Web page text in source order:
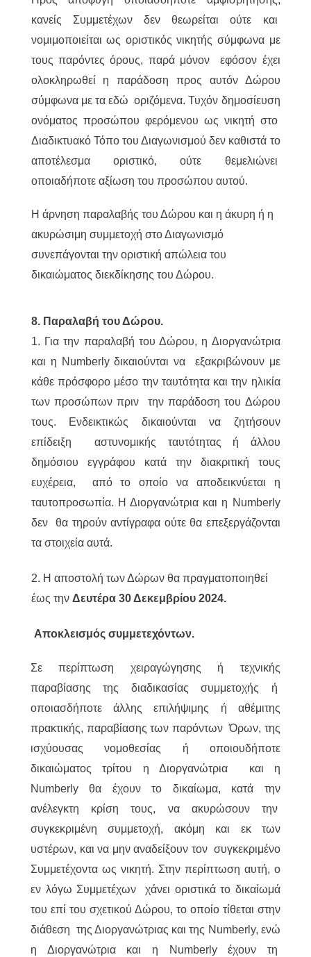
κανείς Συμμετέχων δεν θεωρείται ούτε και
νομιμοποιείται ως οριστικός νικητής σύμφωνα με
τους παρόντες όρους, παρά μόνον εφόσον έχει
ολοκληρωθεί η παράδοση προς αυτόν Δώρου
σύμφωνα με τα εδώ οριζόμενα. Τυχόν δημοσίευση
ονόματος προσώπου φερόμενου ως νικητή στο
Διαδικτυακό Τόπο του Διαγωνισμού δεν καθιστά το
αποτέλεσμα οριστικό, ούτε θεμελιώνει
οποιαδήποτε αξίωση του προσώπου αυτού.
Η άρνηση παραλαβής του Δώρου και η άκυρη ή η
ακυρώσιμη συμμετοχή στο Διαγωνισμό
συνεπάγονται την οριστική απώλεια του
δικαιώματος διεκδίκησης του Δώρου.
8. Παραλαβή του Δώρου.
1. Για την παραλαβή του Δώρου, η Διοργανώτρια
και η Numberly δικαιούνται να εξακριβώνουν με
κάθε πρόσφορο μέσο την ταυτότητα και την ηλικία
των προσώπων πριν την παράδοση του Δώρου
τους. Ενδεικτικώς δικαιούνται να ζητήσουν
επίδειξη αστυνομικής ταυτότητας ή άλλου
δημόσιου εγγράφου κατά την διακριτική τους
ευχέρεια, από το οποίο να αποδεικνύεται η
ταυτοπροσωπία. Η Διοργανώτρια και η Numberly
δεν θα τηρούν αντίγραφα ούτε θα επεξεργάζονται
τα στοιχεία αυτά.
2. H αποστολή των Δώρων θα πραγματοποιηθεί
έως τηνΔευτέρα 30 Δεκεμβρίου 2024.
Αποκλεισμός συμμετεχόντων.
Σε περίπτωση χειραγώγησης ή τεχνικής
παραβίασης της διαδικασίας συμμετοχής ή
οποιασδήποτε άλλης επιλήψιμης ή αθέμιτης
πρακτικής, παραβίασης των παρόντων Όρων, της
ισχύουσας νομοθεσίας ή οποιουδήποτε
δικαιώματος τρίτου η Διοργανώτρια και η
Numberly θα έχουν το δικαίωμα, κατά την
ανέλεγκτη κρίση τους, να ακυρώσουν την
συγκεκριμένη συμμετοχή, ακόμη και εκ των
υστέρων, και να μην αναδείξουν τον συγκεκριμένο
Συμμετέχοντα ως νικητή. Στην περίπτωση αυτή, ο
εν λόγω Συμμετέχων χάνει οριστικά το δικαίωμά
του επί του σχετικού Δώρου, το οποίο τίθεται στην
διάθεση της Διοργανώτριας και της Numberly, ενώ
η Διοργανώτρια και η Numberly έχουν τη